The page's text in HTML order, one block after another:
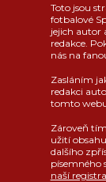
Toto jsou
fotbalové
jejich autor
redakce.
nás na
Zasláním
redakci
tomto
Zároveň
užití
dalšího
písemného
naší